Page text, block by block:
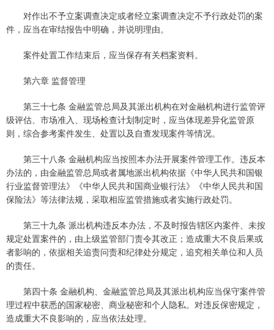
对作出不予立案调查决定或者经立案调查决定不予行政处罚的案
件，应当在审结报告中明确，并说明理由。
案件处置工作结束后，应当保存有关档案资料。
第六章 监督管理
第三十七条 金融监管总局及其派出机构在对金融机构进行监管评
级评估、市场准入、现场检查计划制定时，应当体现差异化监管原
则，综合参考案件发生、处置以及自查发现案件等情况。
第三十八条 金融机构应当按照本办法开展案件管理工作。违反本
办法的，由金融监管总局或者属地派出机构依据《中华人民共和国银
行业监督管理法》《中华人民共和国商业银行法》《中华人民共和国
保险法》等法律法规，采取相应监管措施或者实施行政处罚。
第三十九条 派出机构违反本办法，不及时报告辖区内案件、未按
规定处置案件的，由上级监管部门责令其改正；造成重大不良后果或
者影响的，依据相关追责问责和纪律处分规定，追究相关单位和人员
的责任。
第四十条 金融机构、金融监管总局及其派出机构应当保守案件管
理过程中获悉的国家秘密、商业秘密和个人隐私。对违反保密规定，
造成重大不良影响的，应当依法处理。